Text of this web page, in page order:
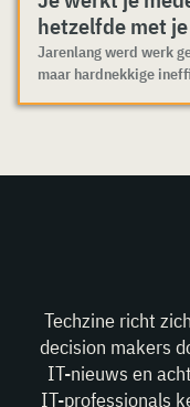
hetzelfde met
Jarenlang werd werk
maar hardnekkige
Techzine richt
decision makers
IT-nieuws en
IT-professionals